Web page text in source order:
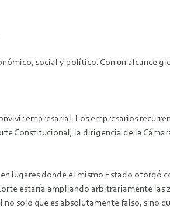
social y político. Con un alcance
empresarial. Los empresarios
Constitucional, la dirigencia de la
lugares donde el mismo Estado otorgó
estaría ampliando arbitrariamente las
solo que es absolutamente falso, sino